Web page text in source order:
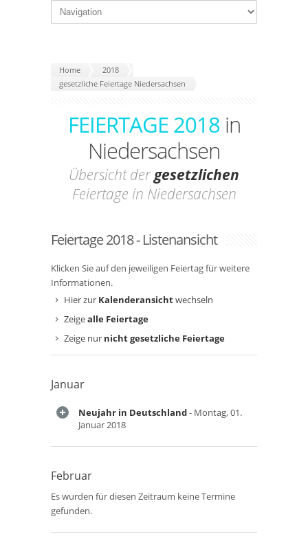
Home
2018
gesetzliche Feiertage Niedersachsen
FEIERTAGE 2018 in
Niedersachsen
Übersicht dergesetzlichen
Feiertage in Niedersachsen
Feiertage 2018 - Listenansicht
Klicken Sie auf den jeweiligen Feiertag für weitere
Informationen.
Hier zur Kalenderansichtwechseln
Zeigealle Feiertage
Zeige nur nicht gesetzliche Feiertage
Januar
Neujahr in Deutschland- Montag, 01.
Januar 2018
Februar
Es wurden für diesen Zeitraum keine Termine
gefunden.